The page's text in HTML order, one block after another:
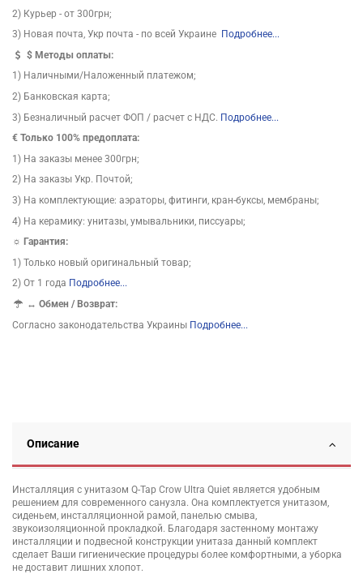
2) Курьер - от 300грн;
3) Новая почта, Укр почта - по всей Украине Подробнее...
$Методы оплаты:
1) Наличными/Наложенный платежом;
2) Банковская карта;
3) Безналичный расчет ФОП / расчет с НДС. Подробнее...
€ Только 100% предоплата:
1) На заказы менее 300грн;
2) На заказы Укр. Почтой;
3) На комплектующие: аэраторы, фитинги, кран-буксы, мембраны;
4) На керамику: унитазы, умывальники, писсуары;
☼ Гарантия:
1) Только новый оригинальный товар;
2) От 1 года Подробнее...
↔Обмен / Возврат:
Согласно законодательства Украины Подробнее...
Описание
Инсталляция с унитазом Q-Tap Crow Ultra Quiet является удобным
решением для современного санузла. Она комплектуется унитазом,
сиденьем, инсталляционной рамой, панелью смыва,
звукоизоляционной прокладкой. Благодаря застенному монтажу
инсталляции и подвесной конструкции унитаза данный комплект
сделает Ваши гигиенические процедуры более комфортными, а уборка
не доставит лишних хлопот.